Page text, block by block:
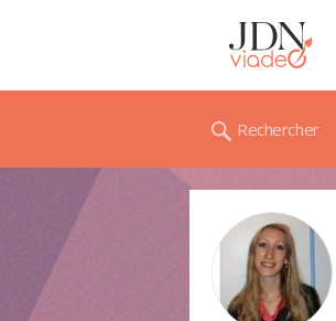
Rechercher